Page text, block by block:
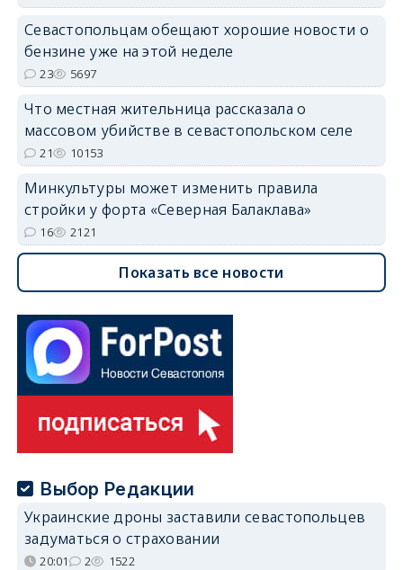
Севастопольцам обещают хорошие новости о
бензине уже на этой неделе
23 5697
Что местная жительница рассказала о
массовом убийстве в севастопольском селе
21 10153
Минкультуры может изменить правила
стройки у форта «Северная Балаклава»
16 2121
Показать все новости
Выбор Редакции
Украинские дроны заставили севастопольцев
задуматься о страховании
20:01 2 1522